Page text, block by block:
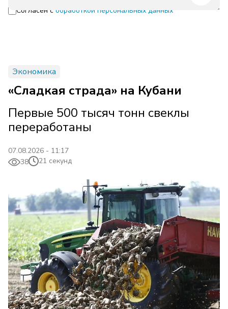
Согласен с обработкой персональных данных
Экономика
«Сладкая страда» на Кубани
Первые 500 тысяч тонн свеклы
переработаны
07.08.2026 - 11:17
38
21 секунд